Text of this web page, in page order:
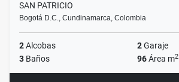
SAN PATRICIO
Bogotá D.C., Cundinamarca, Colombia
2Alcobas 2Garaje
3 Baños 96Área m2